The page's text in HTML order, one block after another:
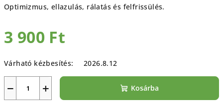
Optimizmus, ellazulás, rálatás és felfrissülés.
3 900 Ft
Várható kézbesítés:
2026.8.12
+
− Kosárba